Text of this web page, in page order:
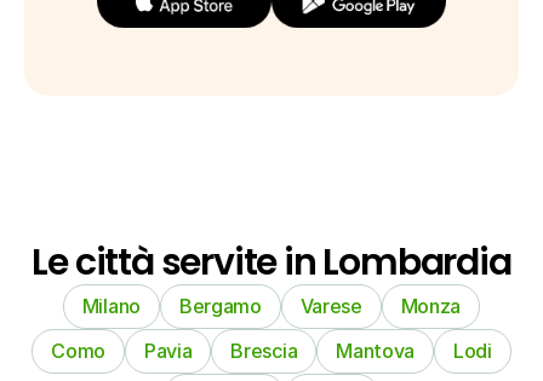
Le città servite in Lombardia
Milano Bergamo Varese
Monza
Como
Pavia Brescia Mantova
Lodi